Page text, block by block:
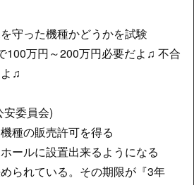
守った機種かどうかを試験
100万円～200万円必要だよ♫ 不合
♫
委員会)
種の販売許可を得る
ールに設置出来るようになる
られている。その期限が『3年